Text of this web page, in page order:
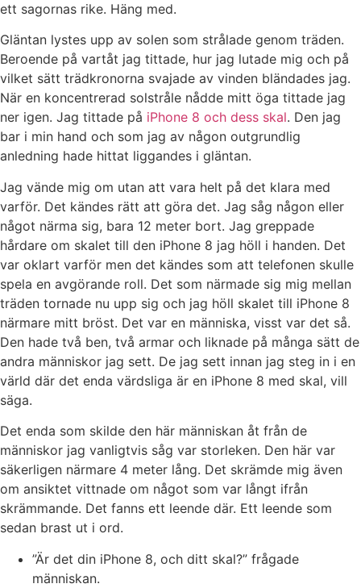
ett sagornas rike. Häng med.
Gläntan lystes upp av solen som strålade genom träden.
Beroende på vartåt jag tittade, hur jag lutade mig och på
vilket sätt trädkronorna svajade av vinden bländades jag.
När en koncentrerad solstråle nådde mitt öga tittade jag
ner igen. Jag tittade på iPhone 8 och dess skal. Den jag
bar i min hand och som jag av någon outgrundlig
anledning hade hittat liggandes i gläntan.
Jag vände mig om utan att vara helt på det klara med
varför. Det kändes rätt att göra det. Jag såg någon eller
något närma sig, bara 12 meter bort. Jag greppade
hårdare om skalet till den iPhone 8 jag höll i handen. Det
var oklart varför men det kändes som att telefonen skulle
spela en avgörande roll. Det som närmade sig mig mellan
träden tornade nu upp sig och jag höll skalet till iPhone 8
närmare mitt bröst. Det var en människa, visst var det så.
Den hade två ben, två armar och liknade på många sätt de
andra människor jag sett. De jag sett innan jag steg in i en
värld där det enda värdsliga är en iPhone 8 med skal, vill
säga.
Det enda som skilde den här människan åt från de
människor jag vanligtvis såg var storleken. Den här var
säkerligen närmare 4 meter lång. Det skrämde mig även
om ansiktet vittnade om något som var långt ifrån
skrämmande. Det fanns ett leende där. Ett leende som
sedan brast ut i ord.
”Är det din iPhone 8, och ditt skal?” frågade
människan.